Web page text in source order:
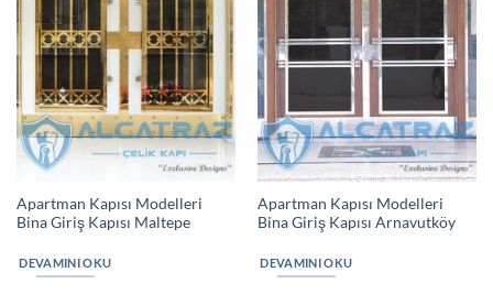
Apartman Kapısı Modelleri
Bina Giriş Kapısı Maltepe
DEVAMINI OKU
Apartman Kapısı Modelleri
Bina Giriş Kapısı Arnavutköy
DEVAMINI OKU